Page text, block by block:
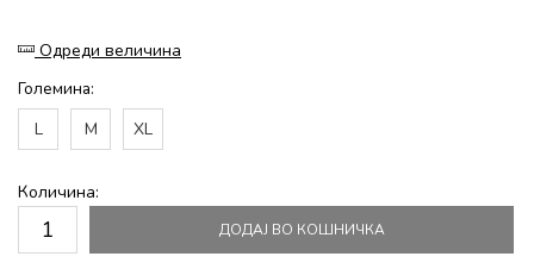
Одреди величина
Големина:
L
M XL
Количина:
ДОДАЈ ВО КОШНИЧКА